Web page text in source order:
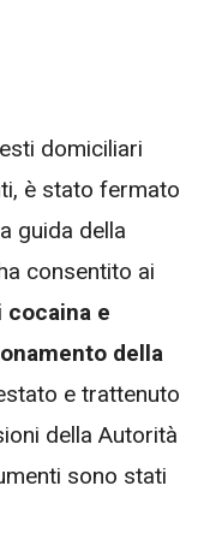
domiciliari
è stato fermato
guida della
consentito ai
cocaina e
della
e trattenuto
della Autorità
sono stati